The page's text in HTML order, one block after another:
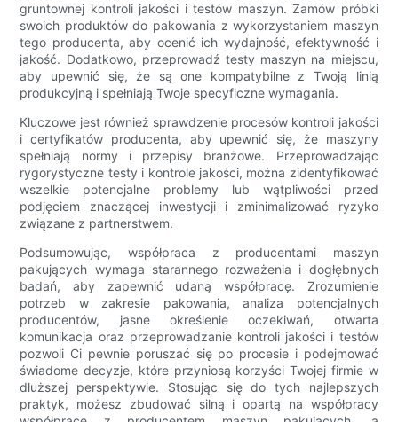
gruntownej kontroli jakości i testów maszyn. Zamów próbki
swoich produktów do pakowania z wykorzystaniem maszyn
tego producenta, aby ocenić ich wydajność, efektywność i
jakość. Dodatkowo, przeprowadź testy maszyn na miejscu,
aby upewnić się, że są one kompatybilne z Twoją linią
produkcyjną i spełniają Twoje specyficzne wymagania.
Kluczowe jest również sprawdzenie procesów kontroli jakości
i certyfikatów producenta, aby upewnić się, że maszyny
spełniają normy i przepisy branżowe. Przeprowadzając
rygorystyczne testy i kontrole jakości, można zidentyfikować
wszelkie potencjalne problemy lub wątpliwości przed
podjęciem znaczącej inwestycji i zminimalizować ryzyko
związane z partnerstwem.
Podsumowując, współpraca z producentami maszyn
pakujących wymaga starannego rozważenia i dogłębnych
badań, aby zapewnić udaną współpracę. Zrozumienie
potrzeb w zakresie pakowania, analiza potencjalnych
producentów, jasne określenie oczekiwań, otwarta
komunikacja oraz przeprowadzanie kontroli jakości i testów
pozwoli Ci pewnie poruszać się po procesie i podejmować
świadome decyzje, które przyniosą korzyści Twojej firmie w
dłuższej perspektywie. Stosując się do tych najlepszych
praktyk, możesz zbudować silną i opartą na współpracy